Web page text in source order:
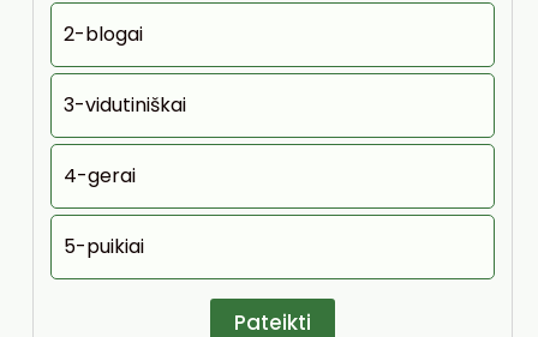
2-blogai
3-vidutiniškai
4-gerai
5-puikiai